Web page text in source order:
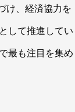
け、経済協力を
して推進してい
最も注目を集め